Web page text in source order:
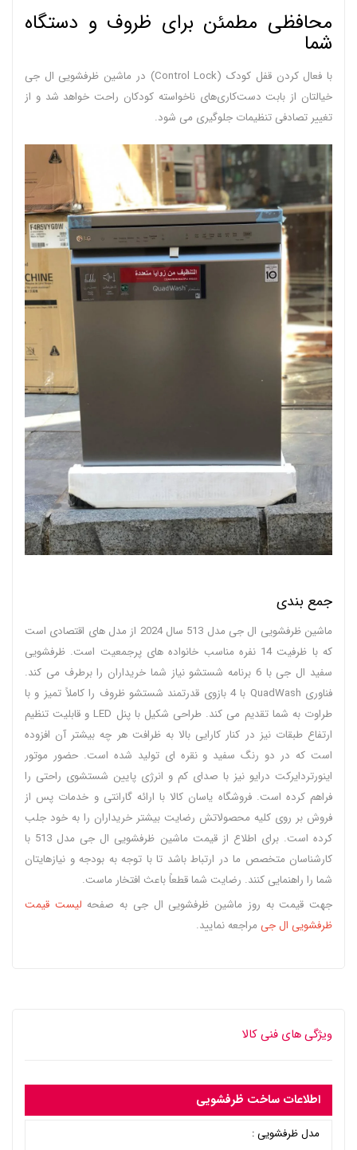
محافظی مطمئن برای ظروف و دستگاه
شما
با فعال کردن قفل کودک (Control Lock) در ماشین ظرفشویی ال جی
خیالتان از بابت دست‌کاری‌های ناخواسته کودکان راحت خواهد شد و از
تغییر تصادفی تنظیمات جلوگیری می شود.
جمع بندی
ماشین ظرفشویی ال جی مدل 513 سال 2024 از مدل های اقتصادی است
که با ظرفیت 14 نفره مناسب خانواده های پرجمعیت است. ظرفشویی
سفید ال جی با 6 برنامه شستشو نیاز شما خریداران را برطرف می کند.
فناوری QuadWash با 4 بازوی قدرتمند شستشو ظروف را کاملاً تمیز و با
طراوت به شما تقدیم می کند. طراحی شکیل با پنل LED و قابلیت تنظیم
ارتفاع طبقات نیز در کنار کارایی بالا به ظرافت هر چه بیشتر آن افزوده
است که در دو رنگ سفید و نقره ای تولید شده است. حضور موتور
اینورتردایرکت درایو نیز با صدای کم و انرژی پایین شستشوی راحتی را
فراهم کرده است. فروشگاه یاسان کالا با ارائه گارانتی و خدمات پس از
فروش بر روی کلیه محصولاتش رضایت بیشتر خریداران را به خود جلب
کرده است. برای اطلاع از قیمت ماشین ظرفشویی ال جی مدل 513 با
کارشناسان متخصص ما در ارتباط باشد تا با توجه به بودجه و نیازهایتان
شما را راهنمایی کنند. رضایت شما قطعاً باعث افتخار ماست.
جهت قیمت به روز ماشین ظرفشویی ال جی به صفحه لیست قیمت
ظرفشویی ال جی مراجعه نمایید.
ویژگی های فنی کالا
اطلاعات ساخت ظرفشویی
مدل ظرفشویی :